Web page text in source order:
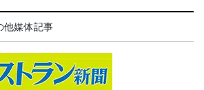
他媒体記事